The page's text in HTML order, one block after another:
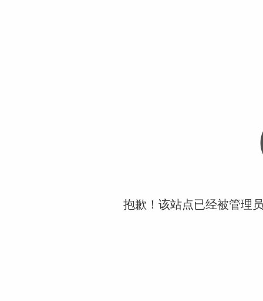
抱歉！该站点已经被管理